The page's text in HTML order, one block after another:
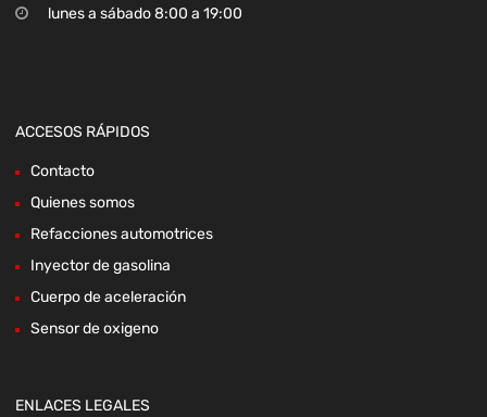
lunes a sábado 8:00 a 19:00
ACCESOS RÁPIDOS
Contacto
Quienes somos
Refacciones automotrices
Inyector de gasolina
Cuerpo de aceleración
Sensor de oxigeno
ENLACES LEGALES